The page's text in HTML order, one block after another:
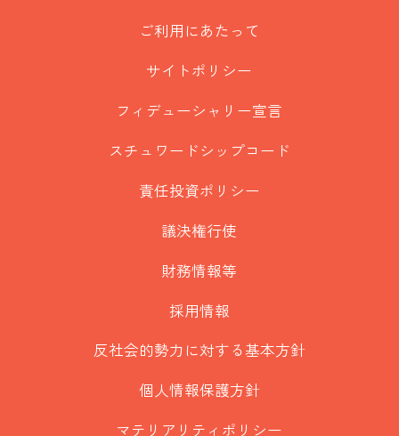
ご利用にあたって
サイトポリシー
フィデューシャリー宣言
スチュワードシップコード
責任投資ポリシー
議決権行使
財務情報等
採用情報
反社会的勢力に対する基本方針
個人情報保護方針
マテリアリティポリシー